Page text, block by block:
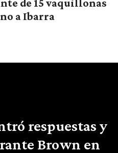
de 15 vaquillonas
a Ibarra
respuestas y
Brown en